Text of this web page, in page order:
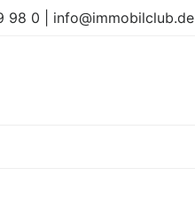
98 0 | info@immobilclub.de